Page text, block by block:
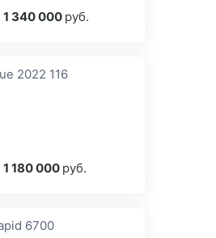
1 340 000 руб.
1 180 000 руб.